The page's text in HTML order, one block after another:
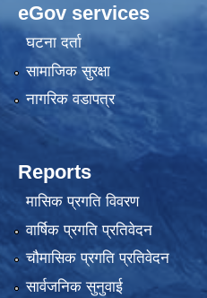
eGov services
घटना दर्ता
सामाजिक सुरक्षा
नागरिक वडापत्र
Reports
मासिक प्रगति विवरण
वार्षिक प्रगति प्रतिवेदन
चौमासिक प्रगति प्रतिवेदन
सार्वजनिक सुनुवाई